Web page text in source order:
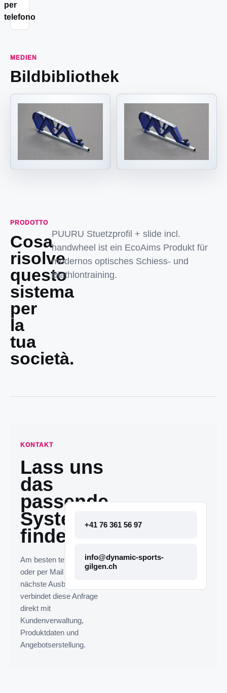
per
telefono
MEDIEN
Bildbibliothek
PRODOTTO
Cosa
risolve
questo
sistema
per
la
tua
società.
PUURU Stuetzprofil + slide incl.
handwheel ist ein EcoAims Produkt für
modernos optisches Schiess- und
Biathlontraining.
KONTAKT
Lass uns
das
passende
System
finden.
Am besten telefonisch
oder per Mail melden. Die
nächste Ausbaustufe
verbindet diese Anfrage
direkt mit
Kundenverwaltung,
Produktdaten und
Angebotserstellung.
+41 76 361 56 97
info@dynamic-sports-
gilgen.ch